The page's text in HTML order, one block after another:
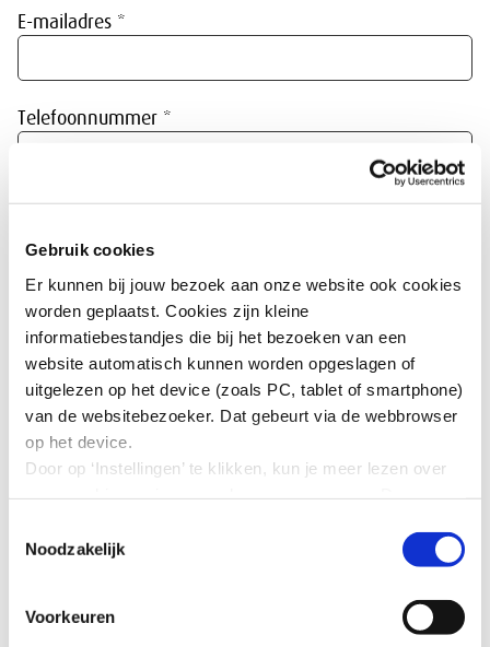
Gebruik cookies
Er kunnen bij jouw bezoek aan onze website ook cookies
worden geplaatst. Cookies zijn kleine
informatiebestandjes die bij het bezoeken van een
website automatisch kunnen worden opgeslagen of
uitgelezen op het device (zoals PC, tablet of smartphone)
van de websitebezoeker. Dat gebeurt via de webbrowser
op het device.
Door op ‘Instellingen’ te klikken, kun je meer lezen over
alle cookies zoals omschreven in onze cookieverklaring
in deze cookiebanner. Door op ‘Alleen noodzakelijke
noodzakelijke cookies.
Noodzakelijk
Voorkeuren
E-mailadres *
Telefoonnummer *
De velden met * zijn verplicht
De persoonsgegevens die u via dit formulier aan ons verstrekt, worden